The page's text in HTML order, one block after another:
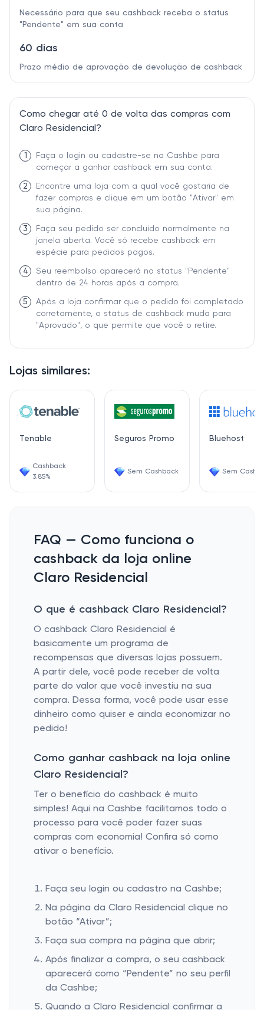
Lojas similares:
Tenable
Cashback
3.85%
Seguros Promo
Sem Cashback
Bluehost
Sem
Necessário para que seu cashback receba o status
"Pendente" em sua conta
60 dias
Prazo médio de aprovação de devolução de cashback
Como chegar até 0 de volta das compras com
Claro Residencial?
1
Faça o login ou cadastre-se na Cashbe para
começar a ganhar cashback em sua conta.
2
Encontre uma loja com a qual você gostaria de
fazer compras e clique em um botão "Ativar" em
sua página.
3
Faça seu pedido ser concluído normalmente na
janela aberta. Você só recebe cashback em
espécie para pedidos pagos.
4
Seu reembolso aparecerá no status "Pendente"
dentro de 24 horas após a compra.
5
Após a loja confirmar que o pedido foi completado
corretamente, o status de cashback muda para
"Aprovado", o que permite que você o retire.
FAQ — Como funciona o
cashback da loja online
Claro Residencial
O que é cashback Claro Residencial?
O cashback Claro Residencial é
basicamente um programa de
recompensas que diversas lojas possuem.
A partir dele, você pode receber de volta
parte do valor que você investiu na sua
compra. Dessa forma, você pode usar esse
dinheiro como quiser e ainda economizar no
pedido!
Como ganhar cashback na loja online
Claro Residencial?
Ter o benefício do cashback é muito
simples! Aqui na Cashbe facilitamos todo o
processo para você poder fazer suas
compras com economia! Confira só como
ativar o benefício.
Faça seu login ou cadastro na Cashbe;
Na página da Claro Residencial clique no
botão “Ativar”;
Faça sua compra na página que abrir;
Após finalizar a compra, o seu cashback
aparecerá como “Pendente” no seu perfil
da Cashbe;
Quando a Claro Residencial confirmar a